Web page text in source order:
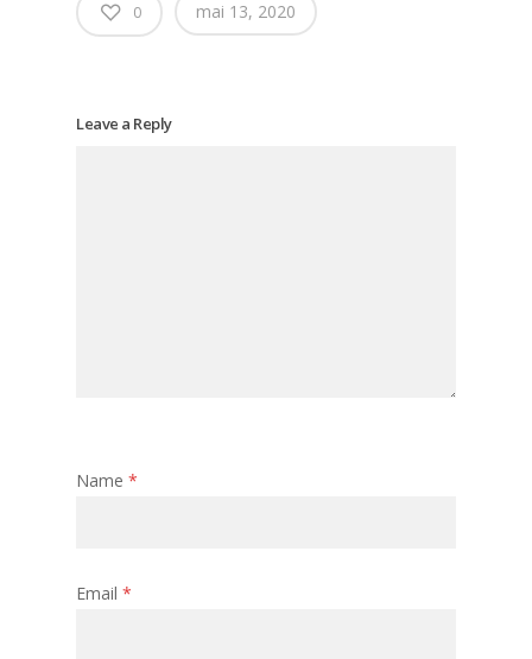
0 mai 13, 2020
Leave a Reply
Name *
Email *